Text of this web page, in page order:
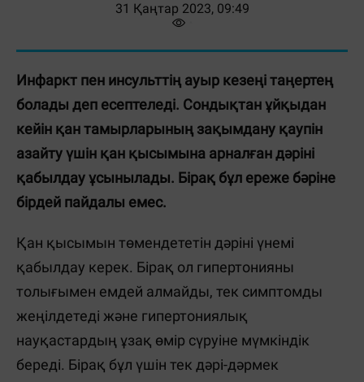
31 Қаңтар 2023, 09:49
Инфаркт пен инсульттің ауыр кезеңі таңертең
болады деп есептеледі. Сондықтан ұйқыдан
кейін қан тамырларының зақымдану қаупін
азайту үшін қан қысымына арналған дәріні
қабылдау ұсынылады. Бірақ бұл ереже бәріне
бірдей пайдалы емес.
Қан қысымын төмендететін дәріні үнемі
қабылдау керек. Бірақ ол гипертонияны
толығымен емдей алмайды, тек симптомды
жеңілдетеді және гипертониялық
науқастардың ұзақ өмір сүруіне мүмкіндік
береді. Бірақ бұл үшін тек дәрі-дәрмек